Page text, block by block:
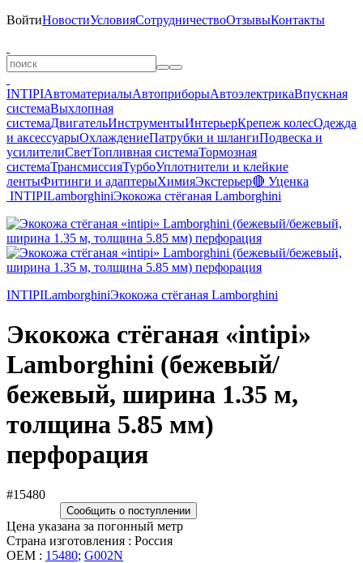
ВойтиНовостиУсловияСотрудничествоОтзывыКонтакты
INTIPIАвтоматериалыАвтоприборыАвтоэлектрикаВпускная
системаВыхлопная
системаДвигательИнструментыИнтерьерКрепеж колесОдежда
и аксессуарыОхлаждениеПатрубки и шлангиПодвеска и
усилителиСветТопливная системаТормозная
системаТрансмиссияТурбоУплотнители и клейкие
лентыФитинги и адаптерыХимияЭкстерьер🔴 Уценка
INTIPILamborghiniЭкокожа стёганая Lamborghini
INTIPILamborghiniЭкокожа стёганая Lamborghini
Экокожа стёганая «intipi»
Lamborghini (бежевый/
бежевый, ширина 1.35 м,
толщина 5.85 мм)
перфорация
#15480
Сообщить о поступлении
Цена указана за погонный метр
Страна изготовления : Россия
OEM : 15480; G002N